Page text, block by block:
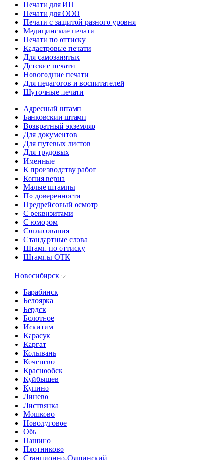
Печати для ИП
Печати для ООО
Печати с защитой разного уровня
Медицинские печати
Печати по оттиску
Кадастровые печати
Для самозанятых
Детские печати
Новогодние печати
Для педагогов и воспитателей
Шуточные печати
Адресный штамп
Банковский штамп
Возвратный экземляр
Для документов
Для путевых листов
Для трудовых
Именные
К производству работ
Копия верна
Малые штампы
По доверенности
Предрейсовый осмотр
С реквизитами
С юмором
Согласования
Стандартные слова
Штамп по оттиску
Штампы ОТК
Новосибирск
Барабинск
Белоярка
Бердск
Болотное
Искитим
Карасук
Каргат
Колывань
Коченево
Краснообск
Куйбышев
Купино
Линево
Листвянка
Мошково
Новолуговое
Обь
Пашино
Плотниково
Станционно-Ояшинский